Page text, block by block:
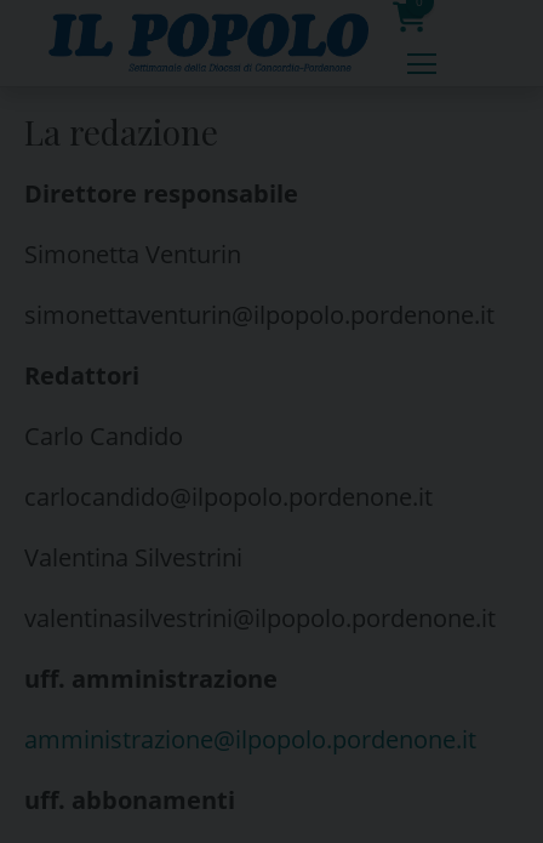
0
prodotti
La redazione
Direttore responsabile
Simonetta Venturin
simonettaventurin@ilpopolo.pordenone.it
Redattori
Carlo Candido
carlocandido@ilpopolo.pordenone.it
Valentina Silvestrini
valentinasilvestrini@ilpopolo.pordenone.it
uff. amministrazione
amministrazione@ilpopolo.pordenone.it
uff. abbonamenti